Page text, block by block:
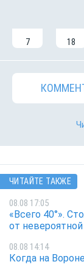
7 18
ЧИТАЙТЕ ТАКЖЕ
08.08 17:05
«Всего 40°».
от
08.08 14:14
Когда на